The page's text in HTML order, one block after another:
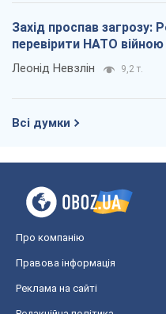
Захід проспав загрозу:
перевірити НАТО війною
Леонід Невзлін 9,2 т.
Всі думки
Про компанію
Правова інформація
Реклама на сайті